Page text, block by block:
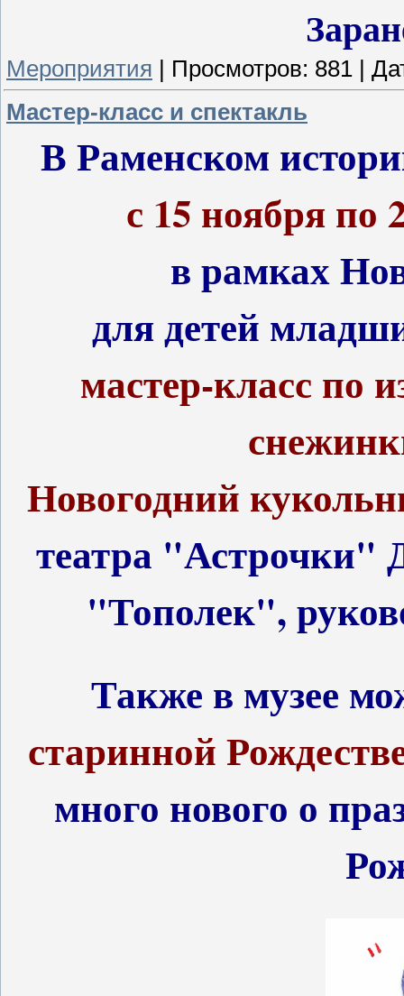
Мероприятия Просмотров: 881
Мастер-класс и спектакль
В Раменском
с 15 ноября по
в рамках
для детей
мастер-класс по
Новогодний
театра "Астрочки"
"Тополек",
Также в музее
старинной
много нового о